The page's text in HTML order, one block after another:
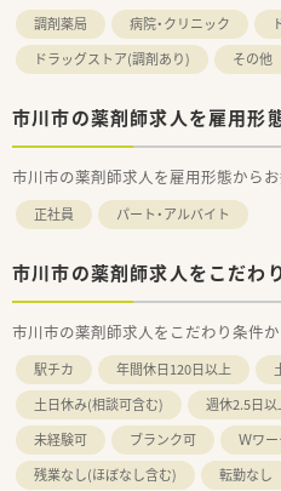
調剤薬局 病院・クリニック
ドラッグストア(調剤あり)
その他
市川市の薬剤師求人を雇用形
市川市の薬剤師求人を雇用形態からお
正社員 パート・アルバイト
市川市の薬剤師求人をこだわ
市川市の薬剤師求人をこだわり条件
駅チカ 年間休日120日以上
土日休み(相談可含む)
週休2.5日以
未経験可
ブランク可 Ｗワ
残業なし(ほぼなし含む)
転勤なし